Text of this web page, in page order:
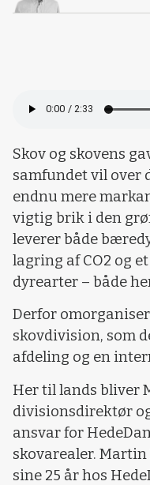
Skov og skovens
samfundet vil over
endnu mere
vigtig brik i den
leverer både
lagring af CO2 og
dyrearter – både
Derfor
skovdivision, som
afdeling og en
Her til lands bliver
divisionsdirektør
ansvar for
skovarealer.
sine 25 år hos